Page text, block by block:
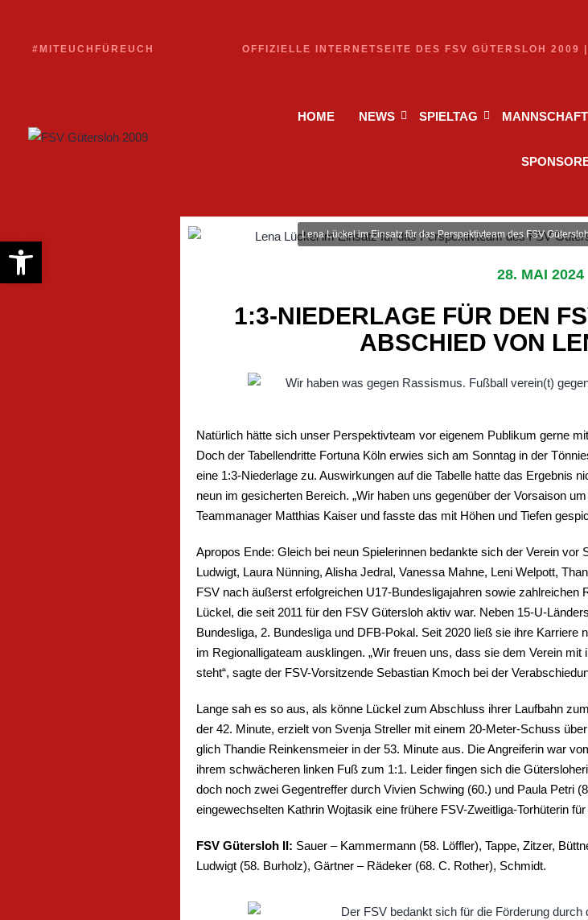
#MITEUCHFÜREUCH OFFIZIELLE INTERNETSEITE DES FSV GÜTERSLOH 2009
HOME NEWS SPIELTAG
Lena Lückel im Einsatz für das Perspektivteam des FSV
28. MAI 2024
1:3-NIEDERLAGE FÜR DEN
ABSCHIED VON
Natürlich hätte sich unser Perspektivteam vor eigenem Publikum gerne
Doch der Tabellendritte Fortuna Köln erwies sich am Sonntag in der
eine 1:3-Niederlage zu. Auswirkungen auf die Tabelle hatte das Ergebnis
neun im gesicherten Bereich. „Wir haben uns gegenüber der Vorsaison
Teammanager Matthias Kaiser und fasste das mit Höhen und Tiefen
Apropos Ende: Gleich bei neun Spielerinnen bedankte sich der Verein
Ludwigt, Laura Nünning, Alisha Jedral, Vanessa Mahne, Leni Welpott,
FSV nach äußerst erfolgreichen U17-Bundesligajahren sowie zahlreichen
Lückel, die seit 2011 für den FSV Gütersloh aktiv war. Neben 15-U-
Bundesliga, 2. Bundesliga und DFB-Pokal. Seit 2020 ließ sie ihre Karriere
im Regionalligateam ausklingen. „Wir freuen uns, dass sie dem Verein
steht“, sagte der FSV-Vorsitzende Sebastian Kmoch bei der
Lange sah es so aus, als könne Lückel zum Abschluss ihrer Laufbahn
der 42. Minute, erzielt von Svenja Streller mit einem 20-Meter-Schuss
glich Thandie Reinkensmeier in der 53. Minute aus. Die Angreiferin war
ihrem schwächeren linken Fuß zum 1:1. Leider fingen sich die
doch noch zwei Gegentreffer durch Vivien Schwing (60.) und Paula Petri
eingewechselten Kathrin Wojtasik eine frühere FSV-Zweitliga-Torhüterin
FSV Gütersloh II: Sauer – Kammermann (58. Löffler), Tappe, Zitzer,
Ludwigt (58. Burholz), Gärtner – Rädeker (68. C. Rother), Schmidt.
Werkzeugleiste öffnen